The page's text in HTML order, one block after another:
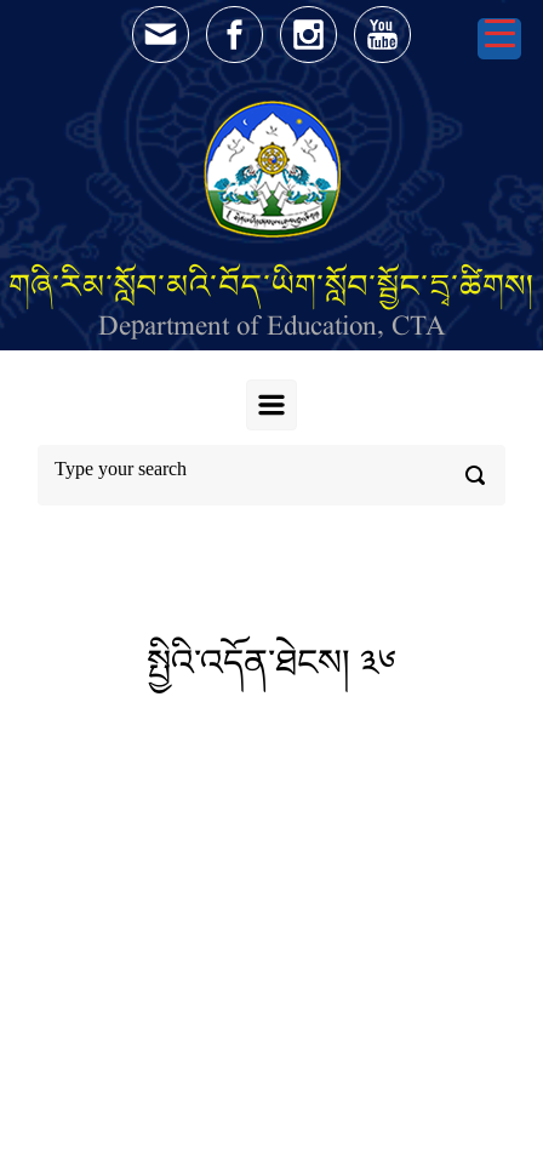
Skip to main content
གཞི་རིམ་སློབ་མའི་བོད་ཡིག་སློབ་སྦྱོང་དྲྭ་ཚིགས།
Department of Education, CTA
སྤྱིའི་འདོན་ཐེངས། ༣༦